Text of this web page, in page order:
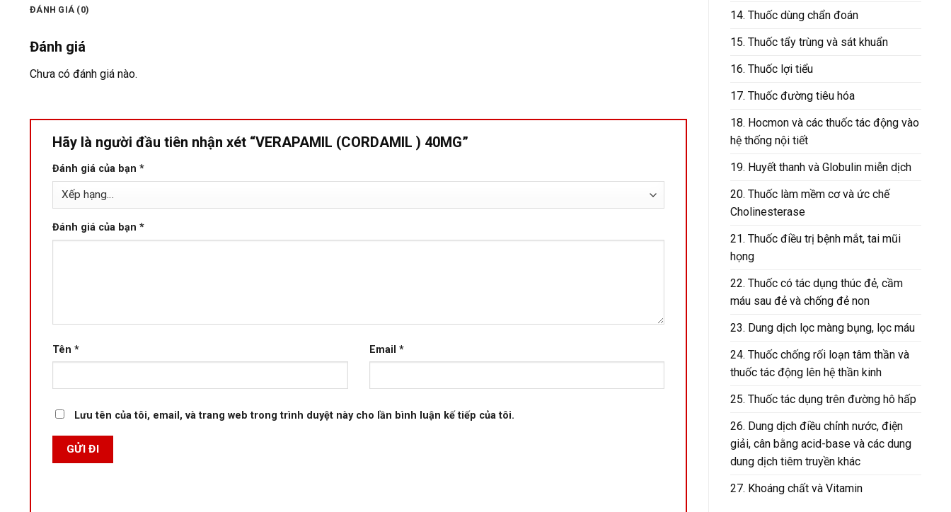
14. Thuốc dùng chẩn đoán
15. Thuốc tẩy trùng và sát khuẩn
16. Thuốc lợi tiểu
17. Thuốc đường tiêu hóa
18. Hocmon và các thuốc tác động vào
hệ thống nội tiết
19. Huyết thanh và Globulin miễn dịch
20. Thuốc làm mềm cơ và ức chế
Cholinesterase
21. Thuốc điều trị bệnh mắt, tai mũi
họng
22. Thuốc có tác dụng thúc đẻ, cầm
máu sau đẻ và chống đẻ non
23. Dung dịch lọc màng bụng, lọc máu
24. Thuốc chống rối loạn tâm thần và
thuốc tác động lên hệ thần kinh
25. Thuốc tác dụng trên đường hô hấp
26. Dung dịch điều chỉnh nước, điện
giải, cân bằng acid-base và các dung
dung dịch tiêm truyền khác
27. Khoáng chất và Vitamin
ĐÁNH GIÁ (0)
Đánh giá
Chưa có đánh giá nào.
Hãy là người đầu tiên nhận xét “VERAPAMIL (CORDAMIL ) 40MG”
Đánh giá của bạn *
Đánh giá của bạn *
Tên * Email *
Lưu tên của tôi, email, và trang web trong trình duyệt này cho lần bình luận kế tiếp của tôi.